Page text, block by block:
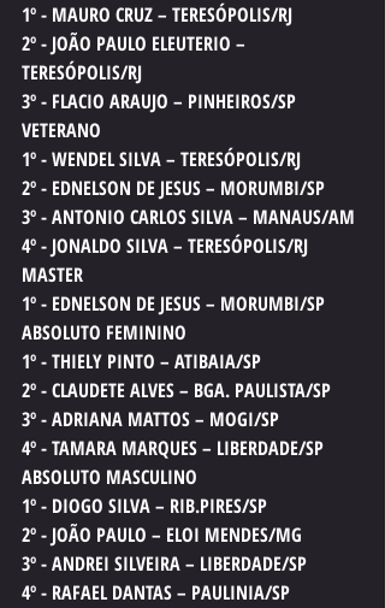
1º - MAURO CRUZ – TERESÓPOLIS/RJ
2º - JOÃO PAULO ELEUTERIO –
TERESÓPOLIS/RJ
3º - FLACIO ARAUJO – PINHEIROS/SP
VETERANO
1º - WENDEL SILVA – TERESÓPOLIS/RJ
2º - EDNELSON DE JESUS – MORUMBI/SP
3º - ANTONIO CARLOS SILVA – MANAUS/AM
4º - JONALDO SILVA – TERESÓPOLIS/RJ
MASTER
1º - EDNELSON DE JESUS – MORUMBI/SP
ABSOLUTO FEMININO
1º - THIELY PINTO – ATIBAIA/SP
2º - CLAUDETE ALVES – BGA. PAULISTA/SP
3º - ADRIANA MATTOS – MOGI/SP
4º - TAMARA MARQUES – LIBERDADE/SP
ABSOLUTO MASCULINO
1º - DIOGO SILVA – RIB.PIRES/SP
2º - JOÃO PAULO – ELOI MENDES/MG
3º - ANDREI SILVEIRA – LIBERDADE/SP
4º - RAFAEL DANTAS – PAULINIA/SP